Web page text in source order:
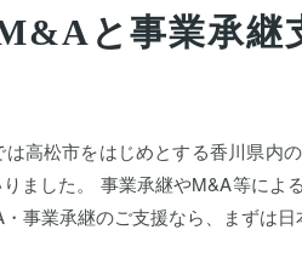
と事業承継
は高松市をはじめとする香川県内
ました。 事業承継やM&A等によ
事業承継のご支援なら、まずは